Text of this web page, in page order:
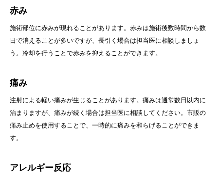
赤み
施術部位に赤みが現れることがあります。赤みは施術後数時間から数
日で消えることが多いですが、長引く場合は担当医に相談しましょ
う。冷却を行うことで赤みを抑えることができます。
痛み
注射による軽い痛みが生じることがあります。痛みは通常数日以内に
治まりますが、痛みが続く場合は担当医に相談してください。市販の
痛み止めを使用することで、一時的に痛みを和らげることができま
す。
アレルギー反応